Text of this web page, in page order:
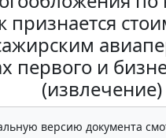
признается
первого и
(извлечение)
версию документа